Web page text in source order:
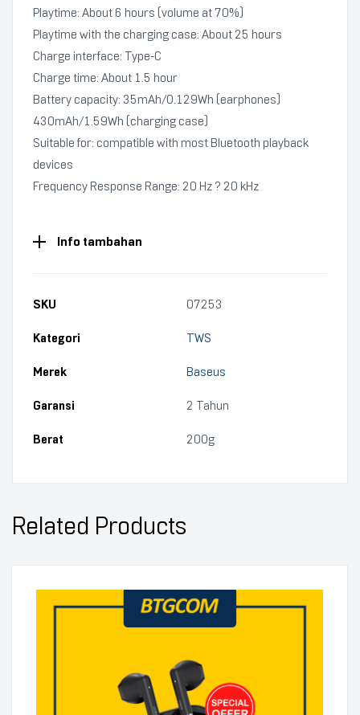
Playtime: About 6 hours (volume at 70%)
Playtime with the charging case: About 25 hours
Charge interface: Type-C
Charge time: About 1.5 hour
Battery capacity: 35mAh/0.129Wh (earphones)
430mAh/1.59Wh (charging case)
Suitable for: compatible with most Bluetooth playback
devices
Frequency Response Range: 20 Hz ? 20 kHz
Info tambahan
SKU 07253
Kategori TWS
Merek Baseus
Garansi 2 Tahun
Berat 200g
Related Products